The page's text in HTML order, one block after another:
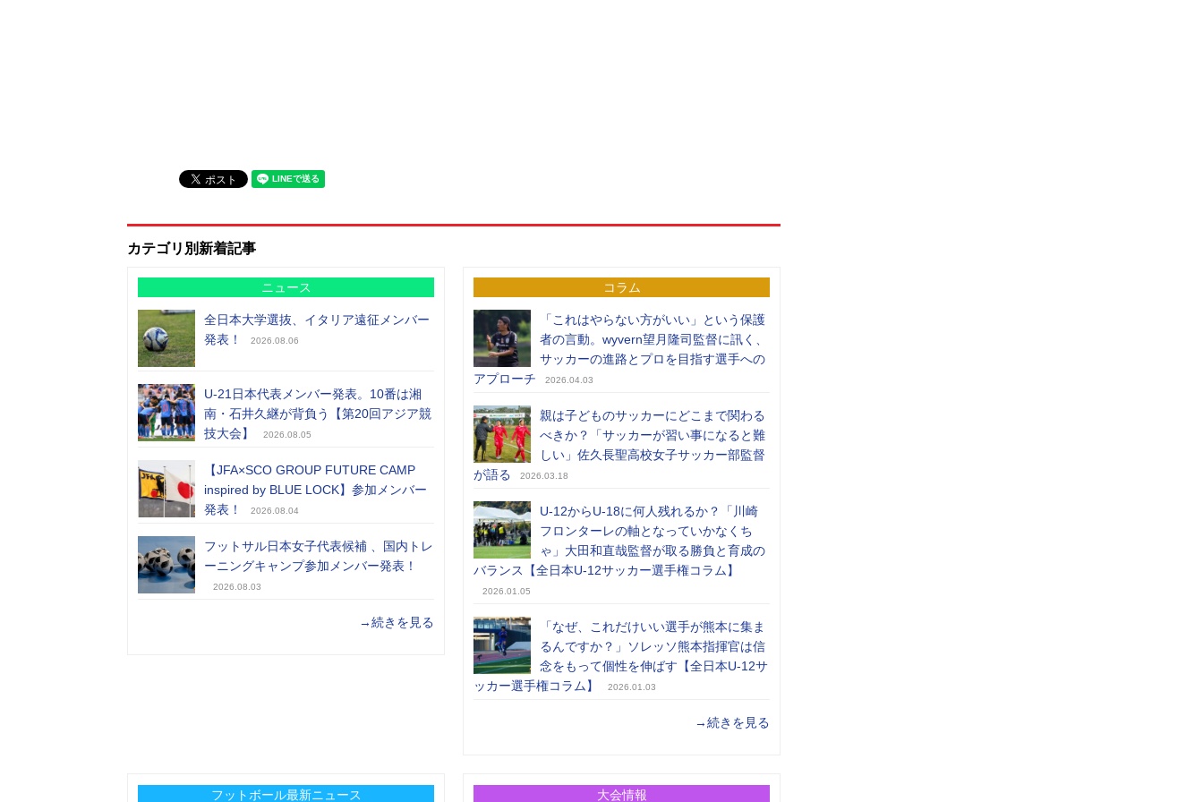
カテゴリ別新着記事
ニュース
全日本大学選抜、イタリア遠征メンバー
発表！
2026.08.06
U-21日本代表メンバー発表。10番は湘
南・石井久継が背負う【第20回アジア競
技大会】
2026.08.05
【JFA×SCO GROUP FUTURE CAMP
inspired by BLUE LOCK】参加メンバー
発表！
2026.08.04
フットサル日本女子代表候補 、国内トレ
ーニングキャンプ参加メンバー発表！
2026.08.03
→続きを見る
コラム
「これはやらない方がいい」という保護
者の言動。wyvern望月隆司監督に訊く、
サッカーの進路とプロを目指す選手への
アプローチ
2026.04.03
親は子どものサッカーにどこまで関わる
べきか？「サッカーが習い事になると難
しい」佐久長聖高校女子サッカー部監督
が語る
2026.03.18
U-12からU-18に何人残れるか？「川崎
フロンターレの軸となっていかなくち
ゃ」大田和直哉監督が取る勝負と育成の
バランス【全日本U-12サッカー選手権コラム】
2026.01.05
「なぜ、これだけいい選手が熊本に集ま
るんですか？」ソレッソ熊本指揮官は信
念をもって個性を伸ばす【全日本U-12サ
ッカー選手権コラム】
2026.01.03
→続きを見る
フットボール最新ニュース 大会情報